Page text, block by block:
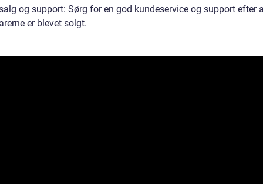
og support: Sørg for en god kundeservice og support efter
er blevet solgt.